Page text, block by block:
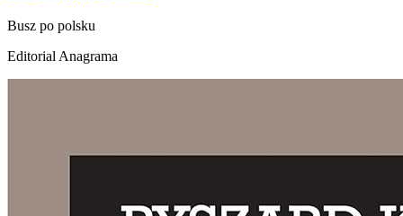
Busz po polsku
Editorial Anagrama